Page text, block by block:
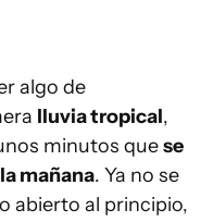
algo de
lluvia tropical,
minutos quese
mañana. Ya no se
abierto al principio,